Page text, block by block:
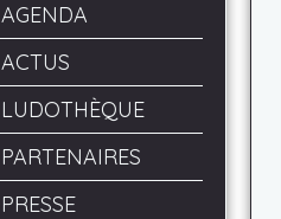
AGENDA
ACTUS
LUDOTHÈQUE
PARTENAIRES
PRESSE